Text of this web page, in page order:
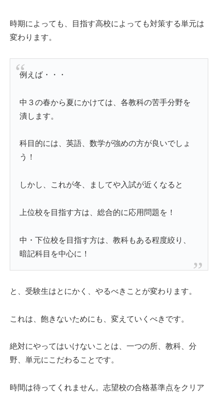
時期によっても、目指す高校によっても対策する単元は
変わります。
例えば・・・
中３の春から夏にかけては、各教科の苦手分野を
潰します。
科目的には、英語、数学が強めの方が良いでしょ
う！
しかし、これが冬、ましてや入試が近くなると
上位校を目指す方は、総合的に応用問題を！
中・下位校を目指す方は、教科もある程度絞り、
暗記科目を中心に！
と、受験生はとにかく、やるべきことが変わります。
これは、飽きないためにも、変えていくべきです。
絶対にやってはいけないことは、一つの所、教科、分
野、単元にこだわることです。
時間は待ってくれません。志望校の合格基準点をクリア